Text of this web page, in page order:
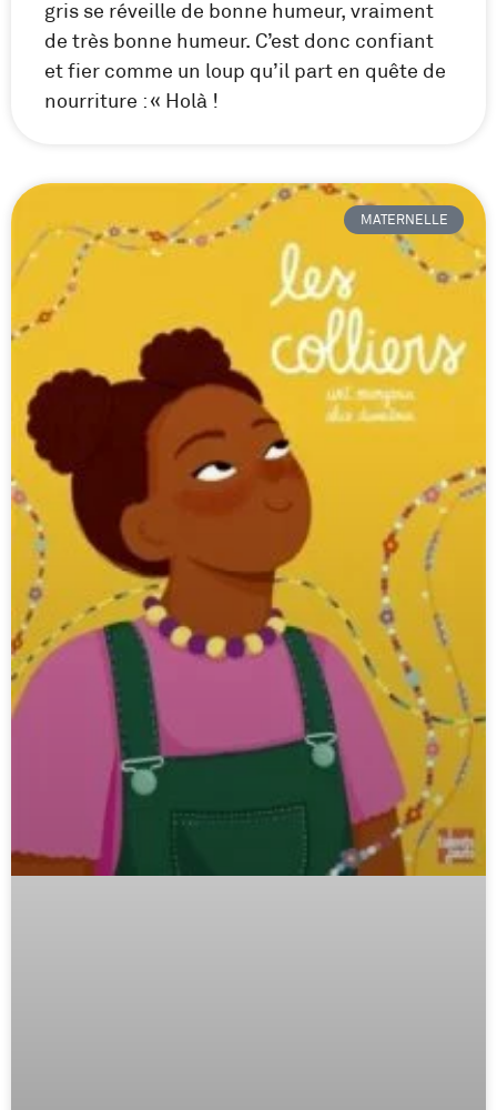
gris se réveille de bonne humeur, vraiment
de très bonne humeur. C’est donc confiant
et fier comme un loup qu’il part en quête de
nourriture : « Holà !
MATERNELLE